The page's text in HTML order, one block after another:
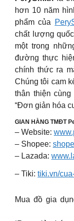
hơn 10 năm
phẩm của
chất lượng
một trong
đường thực
chính thức ra
Chúng tôi cam
thân thiện
“Đơn giản hóa
GIAN HÀNG TMĐT
– Website:
– Shopee:
– Lazada:
– Tiki: tiki.vn/
Mua đồ gia